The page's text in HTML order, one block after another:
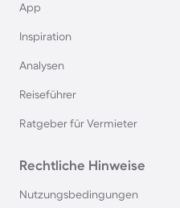
App
Inspiration
Analysen
Reiseführer
Ratgeber für Vermieter
Rechtliche Hinweise
Nutzungsbedingungen